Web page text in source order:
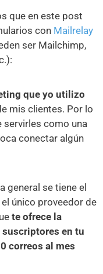
que en este post
con Mailrelay
ser Mailchimp,
que yo utilizo
mis clientes. Por lo
servirles como una
conectar algún
general se tiene el
único proveedor de
te ofrece la
en tu
correos al mes